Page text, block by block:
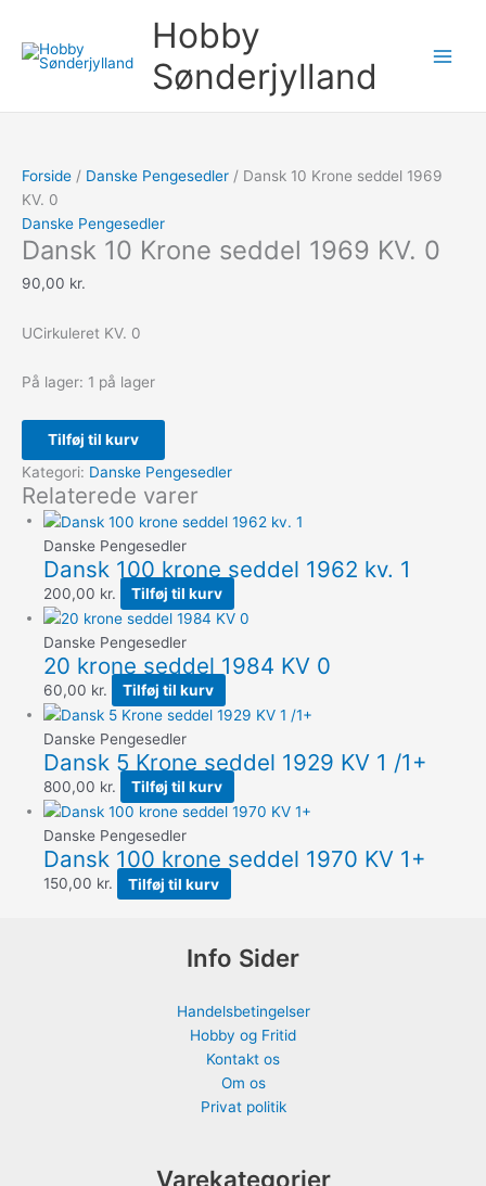
indholdet
Hobby
Sønderjylland
Forside / Danske Pengesedler / Dansk 10 Krone seddel 1969
KV. 0
Danske Pengesedler
Dansk 10 Krone seddel 1969 KV. 0
90,00 kr.
UCirkuleret KV. 0
På lager: 1 på lager
Krone
antal
Tilføj til kurv
Kategori: Danske Pengesedler
Relaterede varer
Danske Pengesedler
Dansk 100 krone seddel 1962 kv. 1
200,00 kr. Tilføj til kurv
Danske Pengesedler
20 krone seddel 1984 KV 0
60,00 kr. Tilføj til kurv
Danske Pengesedler
Dansk 5 Krone seddel 1929 KV 1 /1+
800,00 kr. Tilføj til kurv
Danske Pengesedler
Dansk 100 krone seddel 1970 KV 1+
150,00 kr. Tilføj til kurv
Info Sider
Handelsbetingelser
Hobby og Fritid
Kontakt os
Om os
Privat politik
Varekategorier